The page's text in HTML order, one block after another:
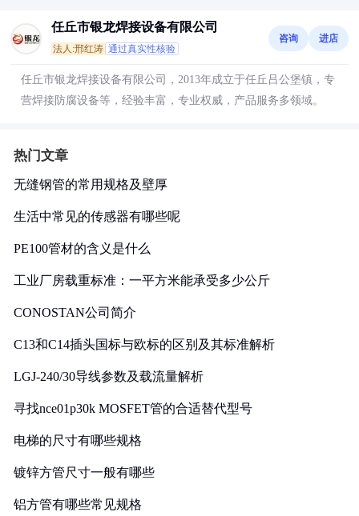
任丘市银龙焊接设备有限公司
法人:邢红涛 通过真实性核验
咨询 进店
任丘市银龙焊接设备有限公司，2013年成立于任丘吕公堡镇，专
营焊接防腐设备等，经验丰富，专业权威，产品服务多领域。
热门文章
无缝钢管的常用规格及壁厚
生活中常见的传感器有哪些呢
PE100管材的含义是什么
工业厂房载重标准：一平方米能承受多少公斤
CONOSTAN公司简介
C13和C14插头国标与欧标的区别及其标准解析
LGJ-240/30导线参数及载流量解析
寻找nce01p30k MOSFET管的合适替代型号
电梯的尺寸有哪些规格
镀锌方管尺寸一般有哪些
铝方管有哪些常见规格